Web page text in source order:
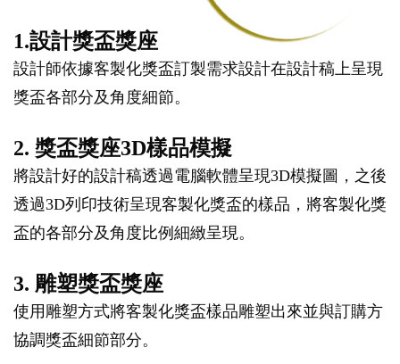
1.設計獎盃獎座
設計師依據客製化獎盃訂製需求設計在設計稿上呈現
獎盃各部分及角度細節。
2. 獎盃獎座3D樣品模擬
將設計好的設計稿透過電腦軟體呈現3D模擬圖，之後
透過3D列印技術呈現客製化獎盃的樣品，將客製化獎
盃的各部分及角度比例細緻呈現。
3. 雕塑獎盃獎座
使用雕塑方式將客製化獎盃樣品雕塑出來並與訂購方
協調獎盃細節部分。